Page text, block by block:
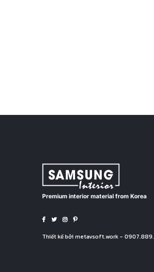
Premium interior material from Korea
Thiết kế bởi metavsoft.work -